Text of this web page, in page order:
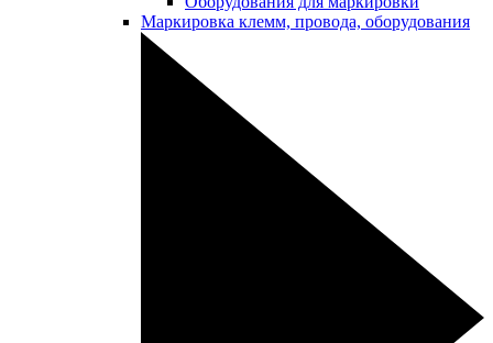
Маркировка клемм, провода, оборудования